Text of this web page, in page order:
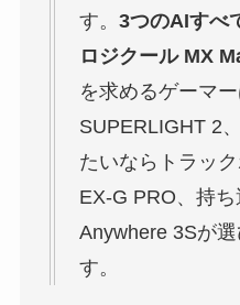
す。 3つのAIすべ
ロジクール MX
を求めるゲーマ
SUPERLIGHT 2
たいならトラッ
EX-G PRO、持
Anywhere 3Sが
す。